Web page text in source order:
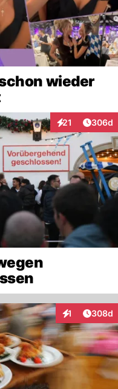
wieder
21
Interaktionen
306d
1
Interaktionen
308d